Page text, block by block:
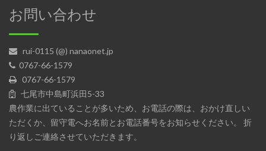
お問い合わせ
rui-0115 (@) nanaonet.jp
0767-66-1579
0767-66-1579
七尾市中島町浜田5-33
農作業に出ていることが多いため、お電話の際は、おかけ直しい
ただくか、留守電へお名前とお電話番号をお知らせください。 折
り返しご連絡させていただきます。